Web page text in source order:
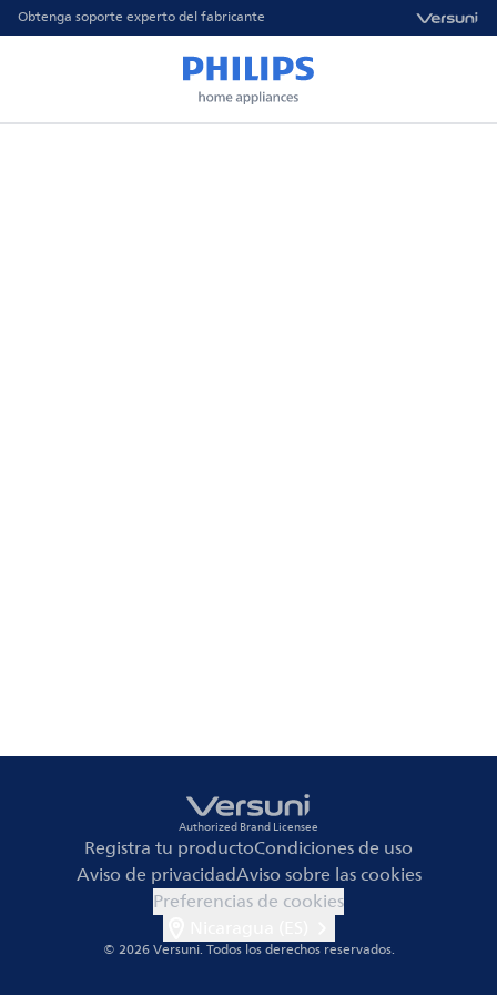
Obtenga soporte experto del fabricante
Authorized Brand Licensee
Registra tu productoCondiciones de uso
Aviso de privacidadAviso sobre las cookies
Preferencias de cookies
© 2026 Versuni.Todos los derechos reservados.